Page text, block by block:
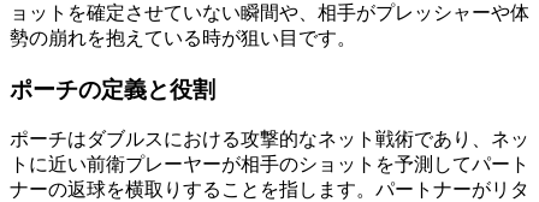
ョットを確定させていない瞬間や、相手がプレッシャーや体
勢の崩れを抱えている時が狙い目です。
ポーチの定義と役割
ポーチはダブルスにおける攻撃的なネット戦術であり、ネッ
トに近い前衛プレーヤーが相手のショットを予測してパート
ナーの返球を横取りすることを指します。パートナーがリタ